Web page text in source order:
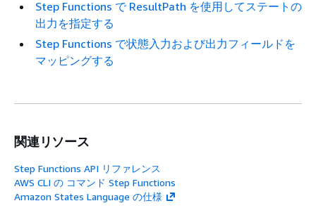
Step Functions で ResultPath を使用してステートの
出力を指定する
Step Functions で状態入力および出力フィールドを
マッピングする
関連リソース
Step Functions API リファレンス
AWS CLI の コマンド Step Functions
Amazon States Language の仕様